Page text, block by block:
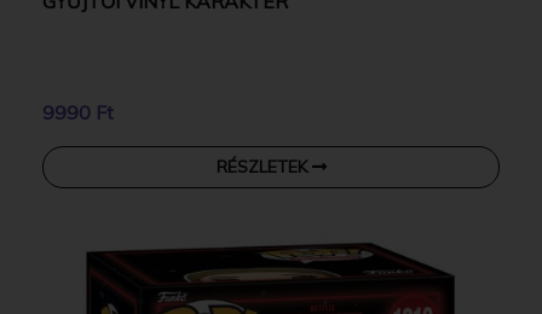
9990 Ft
RÉSZLETEK